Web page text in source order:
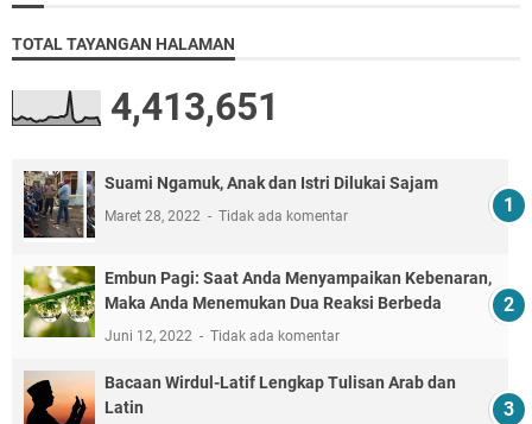
TOTAL TAYANGAN HALAMAN
4,413,651
Suami Ngamuk, Anak dan Istri Dilukai Sajam
Maret 28, 2022 Tidak ada komentar
Embun Pagi: Saat Anda Menyampaikan Kebenaran,
Maka Anda Menemukan Dua Reaksi Berbeda
Juni 12, 2022 Tidak ada komentar
Bacaan Wirdul-Latif Lengkap Tulisan Arab dan
Latin